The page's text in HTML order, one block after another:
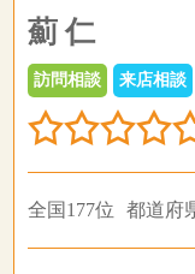
薊 仁
訪問相談 来店相談
全国177位 都道府